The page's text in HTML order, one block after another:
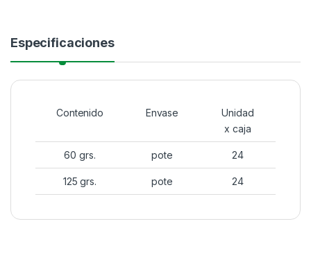
Especificaciones
Contenido Envase
Unidad
x caja
60 grs. pote 24
125 grs. pote 24